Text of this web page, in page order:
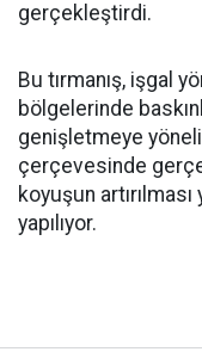
gerçekleştirdi.
Bu tırmanış, işgal
bölgelerinde
genişletmeye
çerçevesinde
koyuşun
yapılıyor.